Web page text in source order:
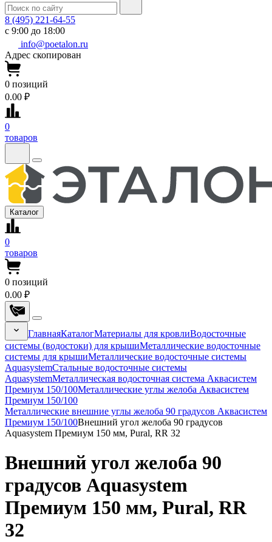
8 (495) 221-64-55
с 9:00 до 18:00
info@poetalon.ru
Адрес скопирован
0 позиций
0.00 ₽
0
товаров
Каталог
0
товаров
0 позиций
0.00 ₽
ГлавнаяКаталогМатериалы для кровлиВодосточные
системы (водостоки) для крышиМеталлические водосточные
системы для крышиМеталлические водосточные системы
AquasystemСтальные водосточные системы
AquasystemМеталлическая водосточная система Аквасистем
Премиум 150/100Металлические углы желоба Аквасистем
Премиум 150/100
Металлические внешние углы желоба 90 градусов Аквасистем
Премиум 150/100Внешний угол желоба 90 градусов
Aquasystem Премиум 150 мм, Pural, RR 32
Внешний угол желоба 90
градусов Aquasystem
Премиум 150 мм, Pural, RR
32